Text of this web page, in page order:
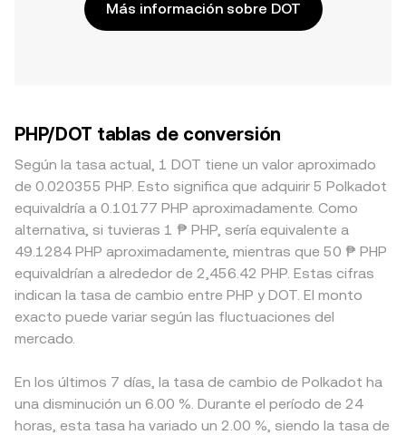
Más información sobre DOT
PHP/DOT tablas de conversión
Según la tasa actual, 1 DOT tiene un valor aproximado
de 0.020355 PHP. Esto significa que adquirir 5 Polkadot
equivaldría a 0.10177 PHP aproximadamente. Como
alternativa, si tuvieras 1 ₱ PHP, sería equivalente a
49.1284 PHP aproximadamente, mientras que 50 ₱ PHP
equivaldrían a alrededor de 2,456.42 PHP. Estas cifras
indican la tasa de cambio entre PHP y DOT. El monto
exacto puede variar según las fluctuaciones del
mercado.
En los últimos 7 días, la tasa de cambio de Polkadot ha
una disminución un 6.00 %. Durante el período de 24
horas, esta tasa ha variado un 2.00 %, siendo la tasa de